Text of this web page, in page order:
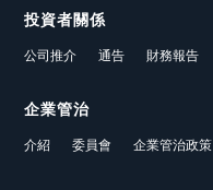
投資者關係
公司推介 通告 財務報告
企業管治
介紹 委員會 企業管治政策